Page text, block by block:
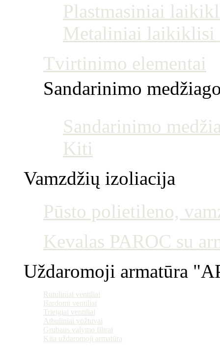
Plastmasiniai
Metaliniai laikiklisi
Tvirtinimo elementai
Sandarinimo
Sandarinimo
Kiti
Vamzdžių izoliacija
Pūsto polietileno,
Kevalas PAROC su
Uždaromoji armatūra
Rutuliniai ventiliai
Išardomi ventiliai
Trieigiai ventiliai
Atbuliniai vožtuvai
Grubaus valymo filtrai
Kita uždaromoji armatūra